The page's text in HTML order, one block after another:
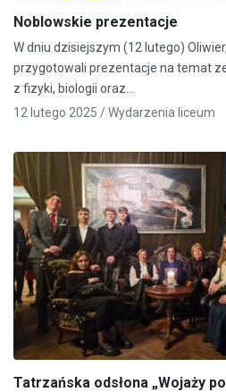
Noblowskie prezentacje
W dniu dzisiejszym (12 lutego)
przygotowali prezentacje na temat
z fizyki, biologii oraz…
12 lutego 2025 /Wydarzenia liceum
Tatrzańska odsłona „Wojaży